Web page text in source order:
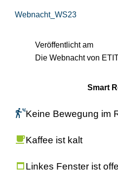
Webnacht_WS23
Veröffentlicht am
Die Webnacht von
Smart
Keine Bewegung im
Kaffee ist kalt
Linkes Fenster ist